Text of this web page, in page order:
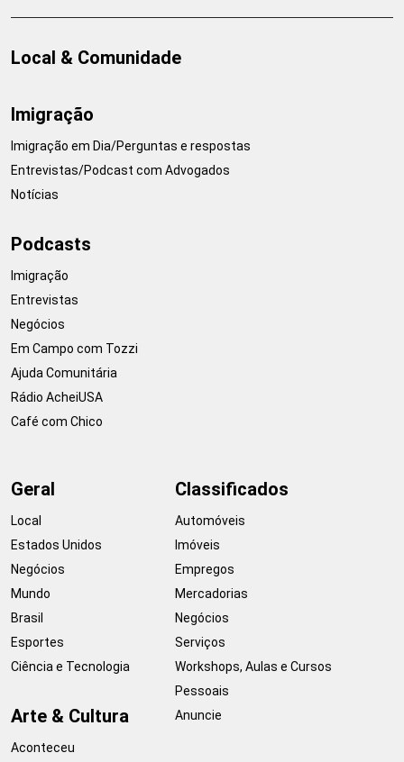
Local & Comunidade
Imigração
Imigração em Dia/Perguntas e respostas
Entrevistas/Podcast com Advogados
Notícias
Podcasts
Imigração
Entrevistas
Negócios
Em Campo com Tozzi
Ajuda Comunitária
Rádio AcheiUSA
Café com Chico
Geral
Local
Estados Unidos
Negócios
Mundo
Brasil
Esportes
Ciência e Tecnologia
Arte & Cultura
Aconteceu
Classificados
Automóveis
Imóveis
Empregos
Mercadorias
Negócios
Serviços
Workshops, Aulas e Cursos
Pessoais
Anuncie